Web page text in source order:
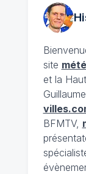
site
et la
BFMTV,